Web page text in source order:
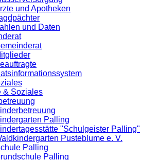
und Apotheken
und Daten
& Soziales
Palling
"Schulgeister Palling"
Pusteblume e. V.
Palling
Palling